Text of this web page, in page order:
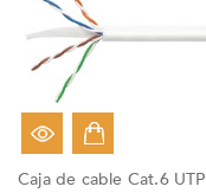
Caja de cable Cat.6 UTP